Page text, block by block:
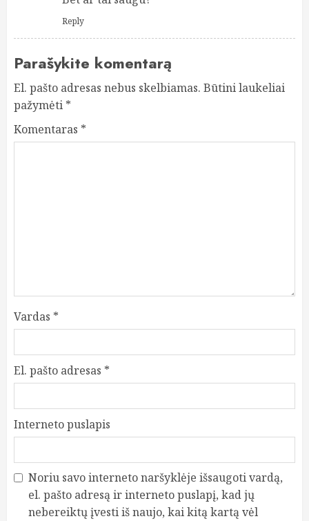
Reply
Parašykite komentarą
El. pašto adresas nebus skelbiamas. Būtini laukeliai
pažymėti *
Komentaras *
Vardas *
El. pašto adresas *
Interneto puslapis
Noriu savo interneto naršyklėje išsaugoti vardą,
el. pašto adresą ir interneto puslapį, kad jų
nebereiktų įvesti iš naujo, kai kitą kartą vėl